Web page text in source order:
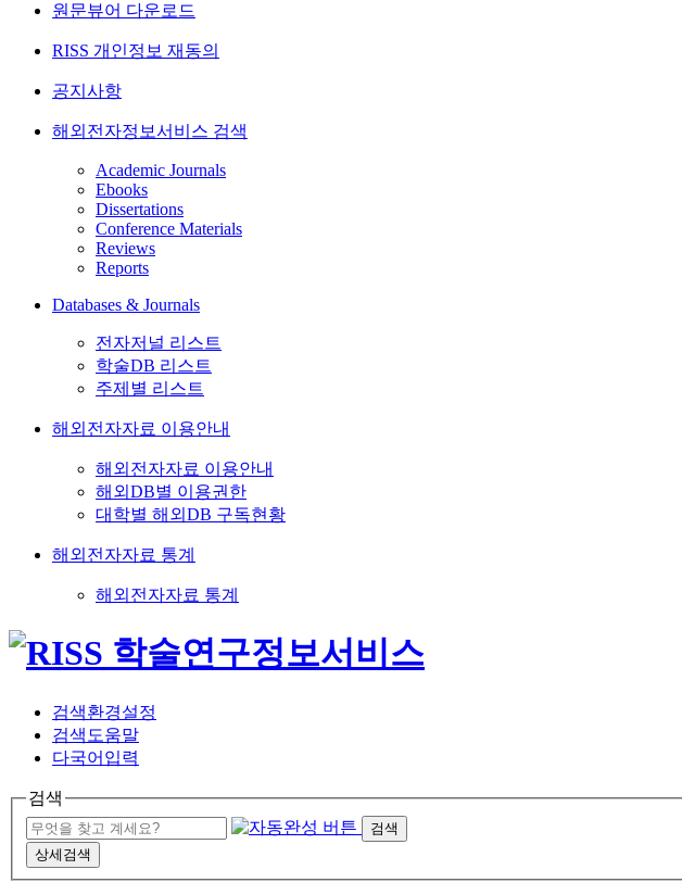
원문뷰어 다운로드
RISS 개인정보 재동의
공지사항
해외전자정보서비스 검색
Academic Journals
Ebooks
Dissertations
Conference Materials
Reviews
Reports
Databases & Journals
전자저널 리스트
학술DB 리스트
주제별 리스트
해외전자자료 이용안내
해외전자자료 이용안내
해외DB별 이용권한
대학별 해외DB 구독현황
해외전자자료 통계
해외전자자료 통계
검색환경설정
검색도움말
다국어입력
검색
검색
상세검색